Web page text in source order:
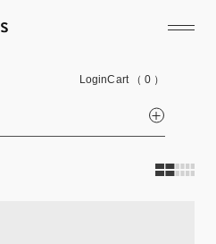
LoginCart （ 0 ）